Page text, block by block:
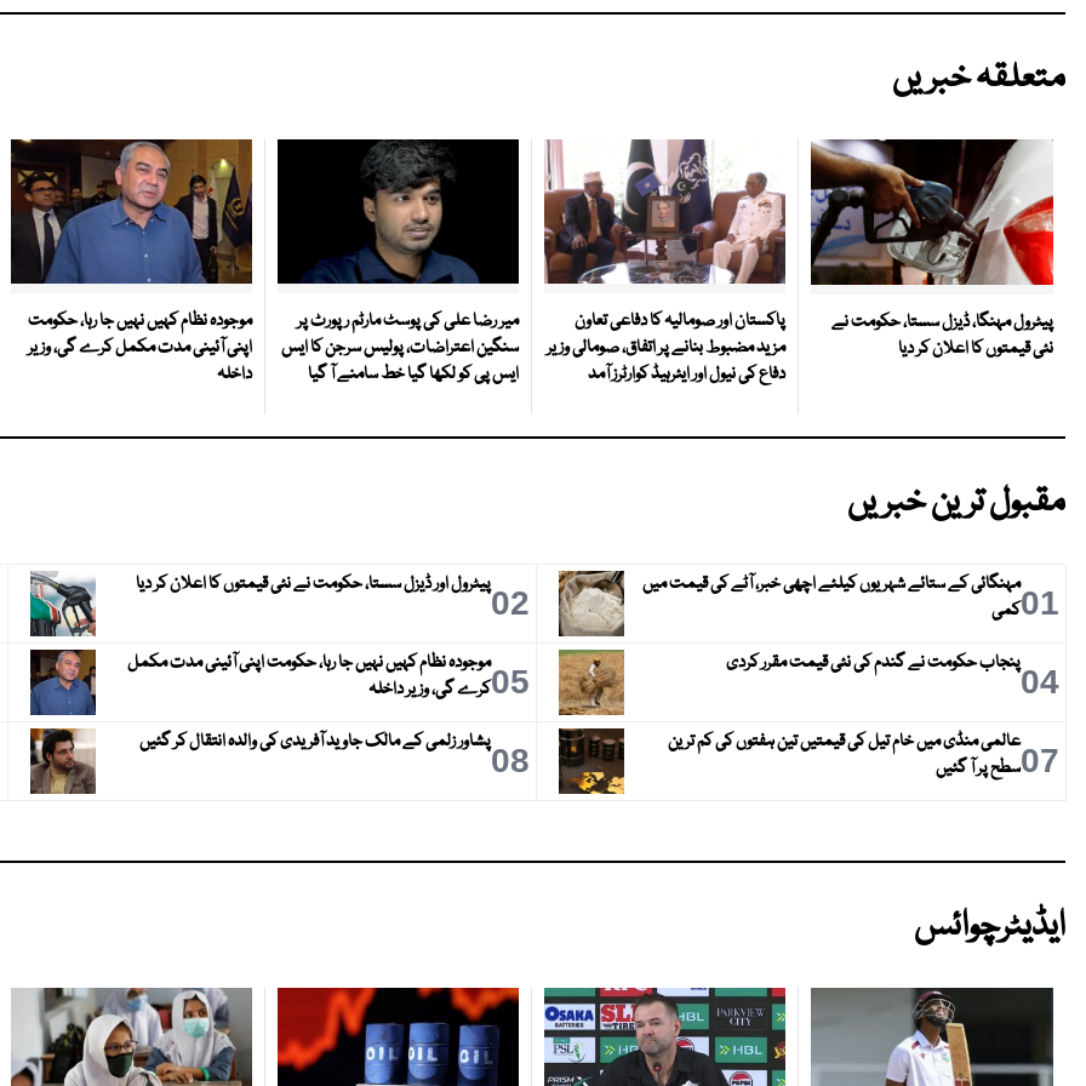
متعلقہ خبریں
پیٹرول مہنگا، ڈیزل سستا، حکومت نے
نئی قیمتوں کا اعلان کر دیا
پاکستان اور صومالیہ کا دفاعی تعاون
مزید مضبوط بنانے پر اتفاق، صومالی وزیر
دفاع کی نیول اور ایئرہیڈ کوارٹرز آمد
میر رضا علی کی پوسٹ مارٹم رپورٹ پر
سنگین اعتراضات، پولیس سرجن کا ایس
ایس پی کو لکھا گیا خط سامنے آ گیا
موجودہ نظام کہیں نہیں جا رہا، حکومت
اپنی آئینی مدت مکمل کرے گی، وزیر
داخلہ
مقبول ترین خبریں
01مہنگائی کے ستائے شہریوں کیلئے اچھی خبر، آٹے کی قیمت میں
کمی
02پیٹرول اور ڈیزل سستا، حکومت نے نئی قیمتوں کا اعلان کر دیا
04پنجاب حکومت نے گندم کی نئی قیمت مقرر کردی 05موجودہ نظام کہیں نہیں جا رہا، حکومت اپنی آئینی مدت مکمل
کرے گی، وزیر داخلہ
07عالمی منڈی میں خام تیل کی قیمتیں تین ہفتوں کی کم ترین
سطح پر آ گئیں
08پشاور زلمی کے مالک جاوید آفریدی کی والدہ انتقال کر گئیں
ایڈیٹرچوائس